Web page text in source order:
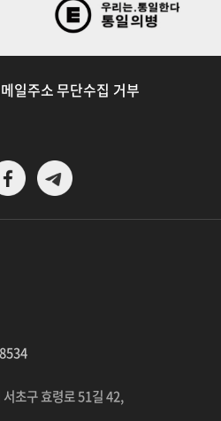
일주소 무단수집 거부
초구 효령로 51길 42,